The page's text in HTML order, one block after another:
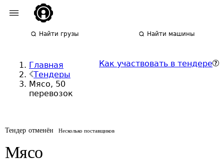
Найти грузы Найти машины
Главная
Тендеры
Мясо, 50
перевозок
Как участвовать в тендере
Тендер отменён Несколько поставщиков
Мясо